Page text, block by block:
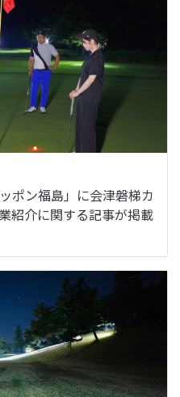
ポン福島」に会津磐梯カ
紹介に関する記事が掲載